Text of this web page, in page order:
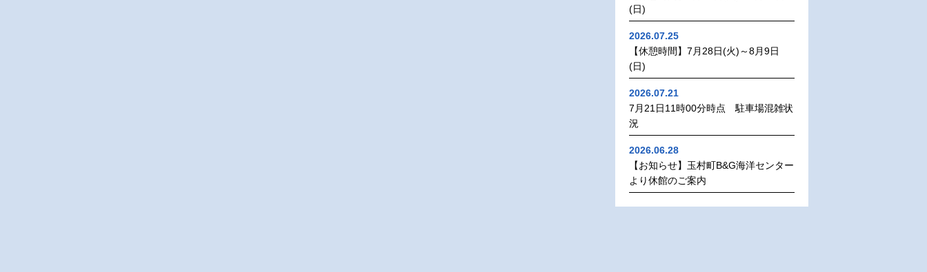
(日)
2026.07.25
【休憩時間】7月28日(火)～8月9日
(日)
2026.07.21
7月21日11時00分時点 駐車場混雑状
況
2026.06.28
【お知らせ】玉村町B&G海洋センター
より休館のご案内